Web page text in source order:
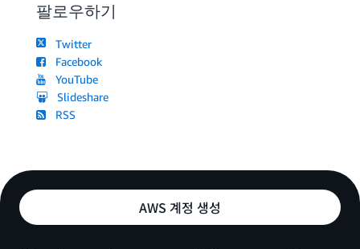
팔로우하기
Twitter
Facebook
YouTube
Slideshare
RSS
AWS 계정 생성